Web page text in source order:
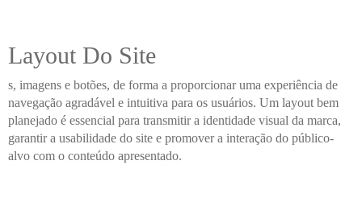
Layout Do Site
s, imagens e botões, de forma a proporcionar uma experiência de
navegação agradável e intuitiva para os usuários. Um layout bem
planejado é essencial para transmitir a identidade visual da marca,
garantir a usabilidade do site e promover a interação do público-
alvo com o conteúdo apresentado.